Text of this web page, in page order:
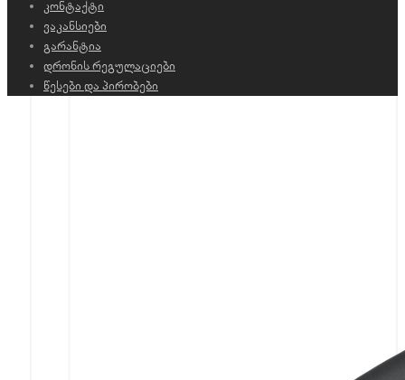
კონტაქტი
ვაკანსიები
გარანტია
დრონის რეგულაციები
წესები და პირობები